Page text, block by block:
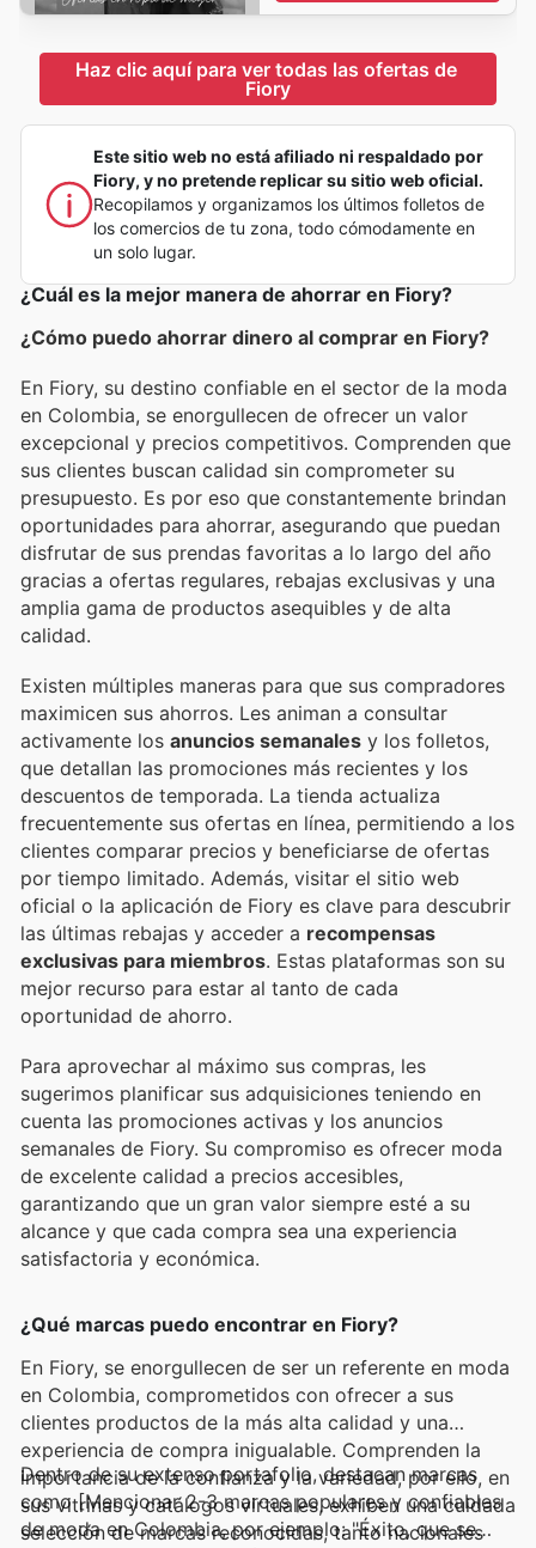
Haz clic aquí para ver todas las ofertas de
Fiory
Este sitio web no está afiliado ni respaldado por
Fiory, y no pretende replicar su sitio web oficial.
Recopilamos y organizamos los últimos folletos de
los comercios de tu zona, todo cómodamente en
un solo lugar.
¿Cuál es la mejor manera de ahorrar en Fiory?
¿Cómo puedo ahorrar dinero al comprar en Fiory?
En Fiory, su destino confiable en el sector de la moda
en Colombia, se enorgullecen de ofrecer un valor
excepcional y precios competitivos. Comprenden que
sus clientes buscan calidad sin comprometer su
presupuesto. Es por eso que constantemente brindan
oportunidades para ahorrar, asegurando que puedan
disfrutar de sus prendas favoritas a lo largo del año
gracias a ofertas regulares, rebajas exclusivas y una
amplia gama de productos asequibles y de alta
calidad.
Existen múltiples maneras para que sus compradores
maximicen sus ahorros. Les animan a consultar
activamente los anuncios semanales y los folletos,
que detallan las promociones más recientes y los
descuentos de temporada. La tienda actualiza
frecuentemente sus ofertas en línea, permitiendo a los
clientes comparar precios y beneficiarse de ofertas
por tiempo limitado. Además, visitar el sitio web
oficial o la aplicación de Fiory es clave para descubrir
las últimas rebajas y acceder a recompensas
exclusivas para miembros. Estas plataformas son su
mejor recurso para estar al tanto de cada
oportunidad de ahorro.
Para aprovechar al máximo sus compras, les
sugerimos planificar sus adquisiciones teniendo en
cuenta las promociones activas y los anuncios
semanales de Fiory. Su compromiso es ofrecer moda
de excelente calidad a precios accesibles,
garantizando que un gran valor siempre esté a su
alcance y que cada compra sea una experiencia
satisfactoria y económica.
¿Qué marcas puedo encontrar en Fiory?
En Fiory, se enorgullecen de ser un referente en moda
en Colombia, comprometidos con ofrecer a sus
clientes productos de la más alta calidad y una
experiencia de compra inigualable. Comprenden la
importancia de la confianza y la variedad, por ello, en
sus vitrinas y catálogos virtuales, exhiben una cuidada
selección de marcas reconocidas, tanto nacionales
Dentro de su extenso portafolio, destacan marcas
como [Mencionar 2-3 marcas populares y confiables
de moda en Colombia, por ejemplo: "Éxito, que se